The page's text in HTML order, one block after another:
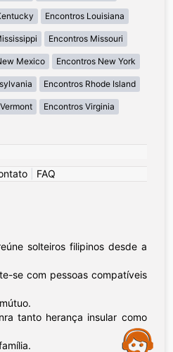
Encontros Louisiana
Encontros Missouri
Mexico Encontros New York
Encontros Rhode Island
Encontros Virginia
FAQ
solteiros filipinos desde a
se com pessoas compatíveis
tanto herança insular como